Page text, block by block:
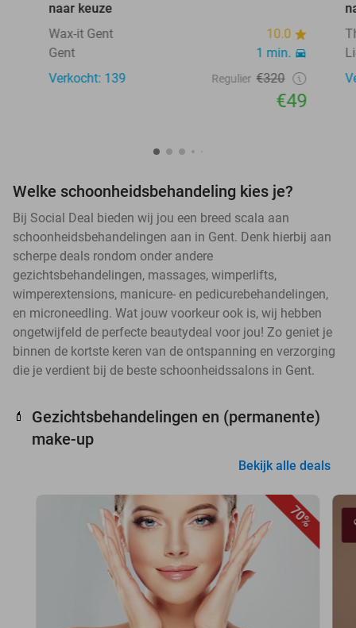
naar keuze
Wax-it Gent
10.0
Gent
1 min.
Verkocht: 139
Regulier €320
€49
Welke schoonheidsbehandeling kies je?
Bij Social Deal bieden wij jou een breed scala aan
schoonheidsbehandelingen aan in Gent. Denk hierbij aan
scherpe deals rondom onder andere
gezichtsbehandelingen, massages, wimperlifts,
wimperextensions, manicure- en pedicurebehandelingen,
en microneedling. Wat jouw voorkeur ook is, wij hebben
ongetwijfeld de perfecte beautydeal voor jou! Zo geniet je
binnen de kortste keren van de ontspanning en verzorging
die je verdient bij de beste schoonheidssalons in Gent.
💄
Gezichtsbehandelingen en (permanente)
make-up
Bekijk alle deals
70%